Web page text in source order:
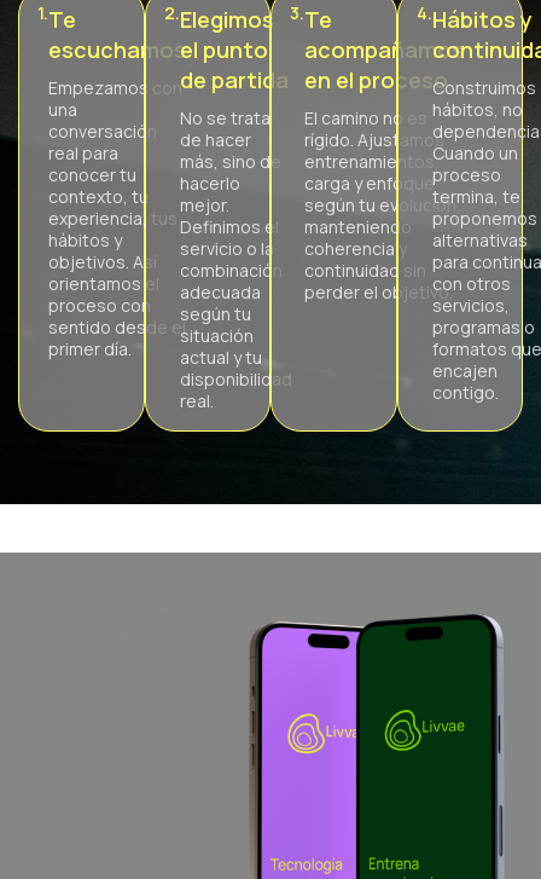
1.Te
escuchamos
Empezamos con
una
conversación
real para
conocer tu
contexto, tu
experiencia, tus
hábitos y
objetivos. Así
orientamos el
proceso con
sentido desde el
primer día.
2.Elegimos
el punto
de partida
No se trata
de hacer
más, sino de
hacerlo
mejor.
Definimos el
servicio o la
combinación
adecuada
según tu
situación
actual y tu
disponibilidad
real.
3.Te
acompañamos
en el proceso
El camino no es
rígido. Ajustamos
entrenamientos,
carga y enfoque
según tu evolución,
manteniendo
coherencia y
continuidad sin
perder el objetivo.
4.Hábitos y
Construimos
hábitos, no
Cuando un
proceso
termina, te
proponemos
alternativas
para
con otros
servicios,
programas o
formatos que
encajen
contigo.